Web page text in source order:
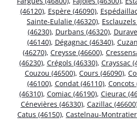
(46120), Espère (46090),
Sainte-Eulalie (46320),
(46230), Durbans (46320),
(46140), Dégagnac (46340),
(46270), Creysse (46600),
(46230), Crégols (46330), Crayssac
Couzou (46500), Cours (46090),
(46100), Condat (46110), Concots
(46310), Comiac (46190), Cieurac
Cénevières (46330), Cazillac
Catus (46150), Castelnau-